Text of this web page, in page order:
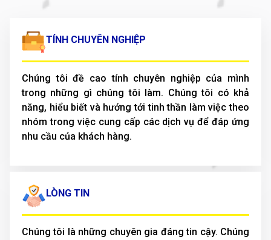
TÍNH CHUYÊN NGHIỆP
Chúng tôi đề cao tính chuyên nghiệp của mình
trong những gì chúng tôi làm. Chúng tôi có khả
năng, hiểu biết và hướng tới tinh thần làm việc theo
nhóm trong việc cung cấp các dịch vụ để đáp ứng
nhu cầu của khách hàng.
LÒNG TIN
Chúng tôi là những chuyên gia đáng tin cậy. Chúng